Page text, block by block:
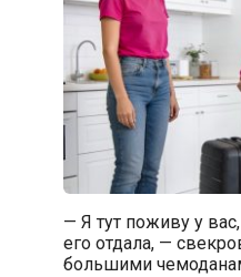
— Я тут поживу у
его отдала, —
большими